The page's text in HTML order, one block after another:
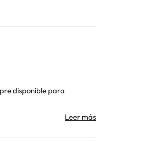
disponible para
Por todo ello, este